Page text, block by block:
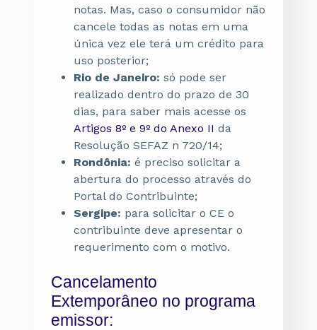
notas. Mas, caso o consumidor não
cancele todas as notas em uma
única vez ele terá um crédito para
uso posterior;
Rio de Janeiro: só pode ser
realizado dentro do prazo de 30
dias, para saber mais acesse os
Artigos 8º e 9º do Anexo II da
Resolução SEFAZ n 720/14;
Rondônia: é preciso solicitar a
abertura do processo através do
Portal do Contribuinte;
Sergipe: para solicitar o CE o
contribuinte deve apresentar o
requerimento com o motivo.
Cancelamento
Extemporâneo no programa
emissor: